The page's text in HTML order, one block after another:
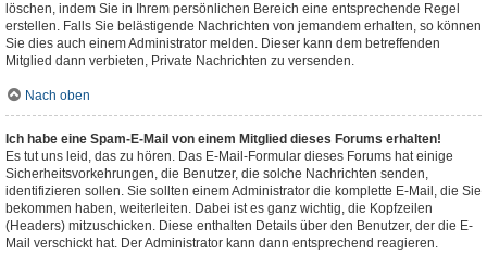
löschen, indem Sie in Ihrem persönlichen Bereich eine entsprechende Regel
erstellen. Falls Sie belästigende Nachrichten von jemandem erhalten, so können
Sie dies auch einem Administrator melden. Dieser kann dem betreffenden
Mitglied dann verbieten, Private Nachrichten zu versenden.
Nach oben
Ich habe eine Spam-E-Mail von einem Mitglied dieses Forums erhalten!
Es tut uns leid, das zu hören. Das E-Mail-Formular dieses Forums hat einige
Sicherheitsvorkehrungen, die Benutzer, die solche Nachrichten senden,
identifizieren sollen. Sie sollten einem Administrator die komplette E-Mail, die Sie
bekommen haben, weiterleiten. Dabei ist es ganz wichtig, die Kopfzeilen
(Headers) mitzuschicken. Diese enthalten Details über den Benutzer, der die E-
Mail verschickt hat. Der Administrator kann dann entsprechend reagieren.